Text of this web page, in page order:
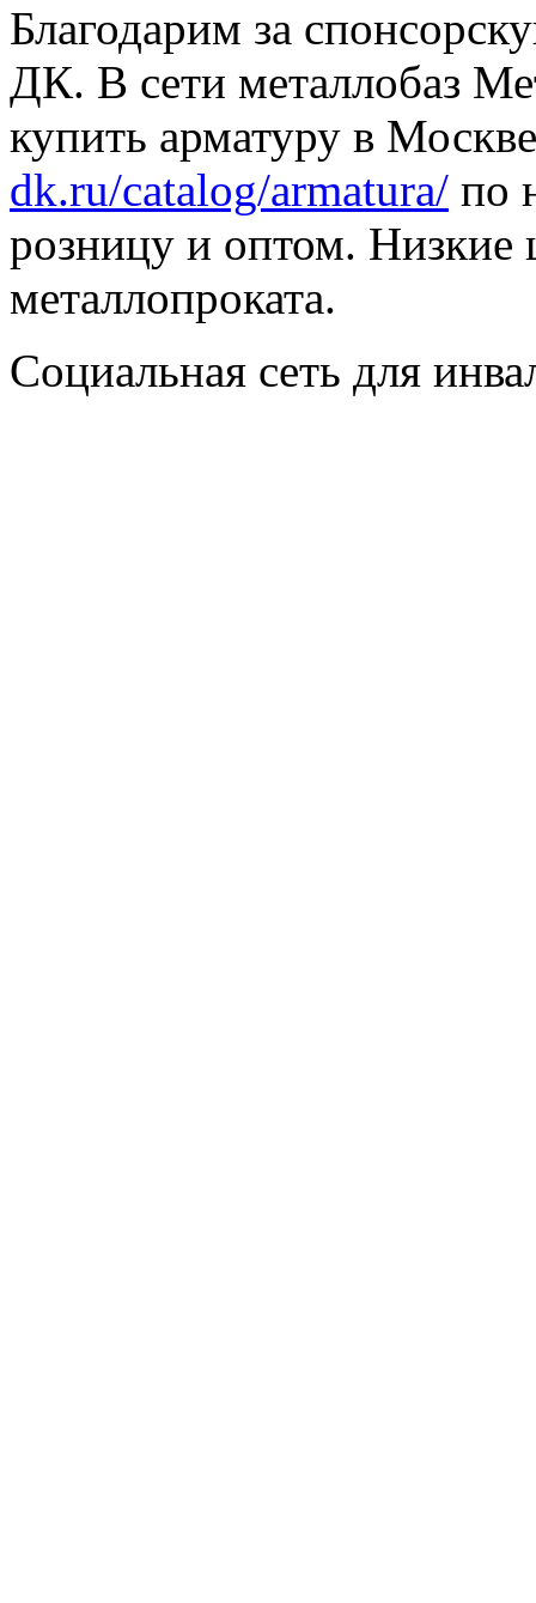
Благодарим за
ДК. В сети металлобаз
купить арматуру в
dk.ru/catalog/armatura/ по
розницу и оптом. Низкие
металлопроката.
Социальная сеть для